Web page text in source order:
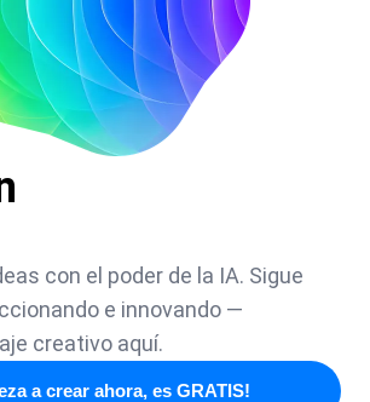
con el poder de la IA. Sigue
e innovando —
creativo aquí.
a crear ahora, es GRATIS!